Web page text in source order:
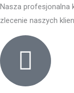
Nasza profesjonalna
zlecenie naszych